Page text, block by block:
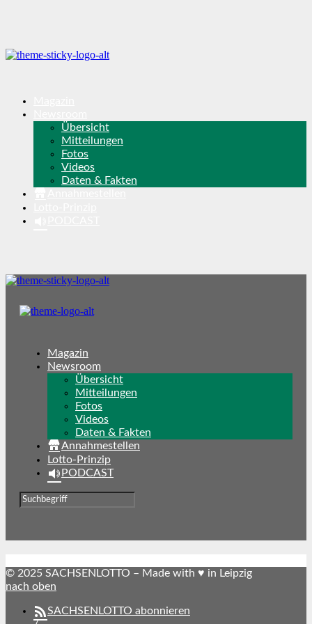
Übersicht
Mitteilungen
Fotos
Videos
Daten & Fakten
Magazin
Newsroom
Übersicht
Mitteilungen
Fotos
Videos
Daten & Fakten
Annahmestellen
Lotto-Prinzip
PODCAST
© 2025 SACHSENLOTTO – Made with ♥ in Leipzig
nach oben
SACHSENLOTTO abonnieren